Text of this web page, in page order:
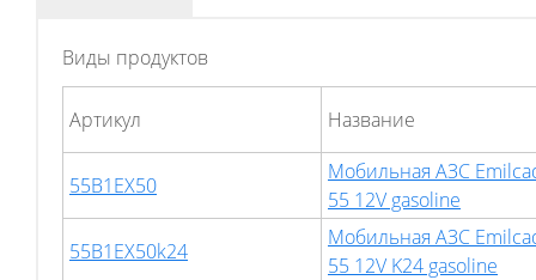
Виды продуктов
Артикул Hазвание
55B1EX50
Мобильная АЗС
55 12V gasoline
55B1EX50k24
Мобильная АЗС
55 12V K24 gasoline